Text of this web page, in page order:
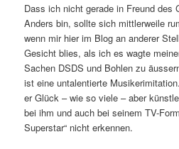
Dass ich nicht gerade in Freund des
Anders bin, sollte sich mittlerweile
wenn mir hier im Blog an anderer
Gesicht blies, als ich es wagte
Sachen DSDS und Bohlen zu
ist eine untalentierte
er Glück – wie so viele – aber
bei ihm und auch bei seinem TV-
Superstar“ nicht erkennen.